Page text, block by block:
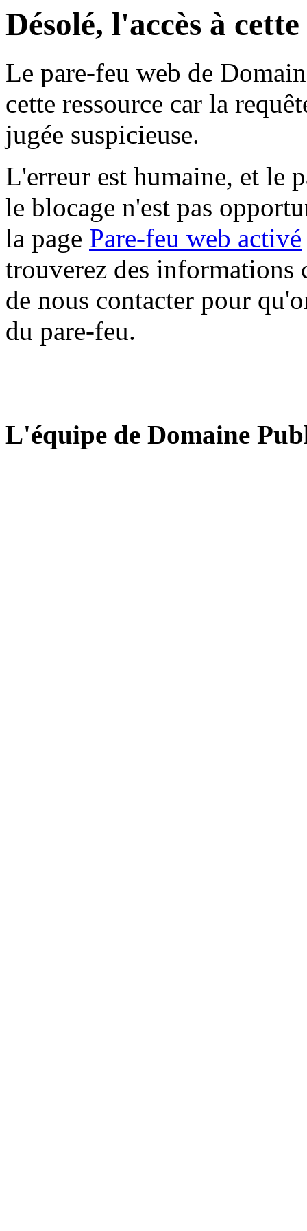
Désolé, l'accès à
Le pare-feu web de
cette ressource car la
jugée suspicieuse.
L'erreur est humaine, et le
le blocage n'est pas
la page Pare-feu web activé
trouverez des informations
de nous contacter pour
du pare-feu.
L'équipe de Domaine